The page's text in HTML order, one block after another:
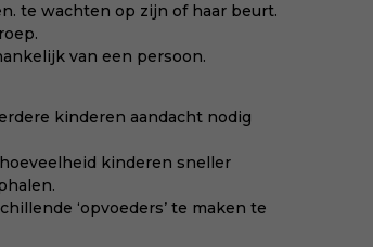
te wachten op zijn of haar beurt.
van een persoon.
kinderen aandacht nodig
kinderen sneller
‘opvoeders’ te maken te